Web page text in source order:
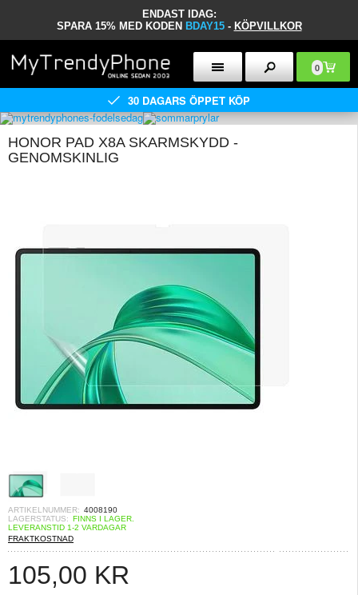
ENDAST IDAG:
SPARA 15% MED KODEN BDAY15 - KÖPVILLKOR
0
30 DAGARS ÖPPET KÖP
HONOR PAD X8A SKARMSKYDD -
GENOMSKINLIG
ARTIKELNUMMER: 4008190
LAGERSTATUS: FINNS I LAGER.
LEVERANSTID 1-2 VARDAGAR
FRAKTKOSTNAD
105,00 KR